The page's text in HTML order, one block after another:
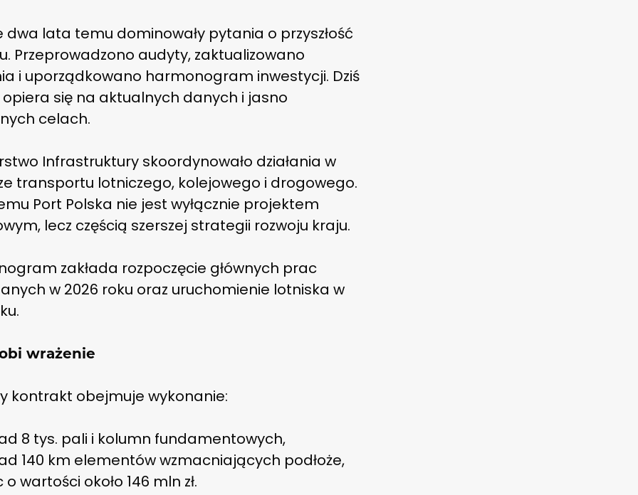
dwa lata temu dominowały pytania o przyszłość
Przeprowadzono audyty, zaktualizowano
i uporządkowano harmonogram inwestycji. Dziś
się na aktualnych danych i jasno
celach.
Infrastruktury skoordynowało działania w
transportu lotniczego, kolejowego i drogowego.
Port Polska nie jest wyłącznie projektem
lecz częścią szerszej strategii rozwoju kraju.
zakłada rozpoczęcie głównych prac
w 2026 roku oraz uruchomienie lotniska w
wrażenie
kontrakt obejmuje wykonanie:
8 tys. pali i kolumn fundamentowych,
140 km elementów wzmacniających podłoże,
wartości około 146 mln zł.